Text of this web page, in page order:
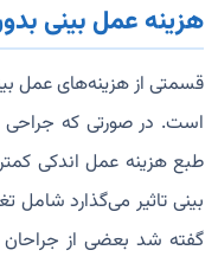
هزینه عمل بینی
قسمتی از هزینه‌های عمل
است. در صورتی که جراحی
طبع هزینه عمل اندکی
بینی تاثیر می‌گذارد شامل
گفته شد بعضی از جراحان